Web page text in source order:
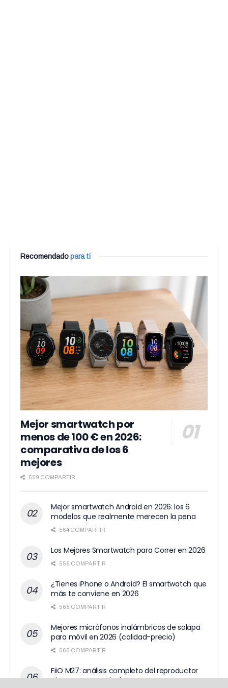
Recomendado para ti
Mejor smartwatch por
menos de 100 € en 2026:
comparativa de los 6
mejores
559 COMPARTIR
Mejor smartwatch Android en 2026: los 6
modelos que realmente merecen la pena
564 COMPARTIR
Los Mejores Smartwatch para Correr en 2026
559 COMPARTIR
¿Tienes iPhone o Android? El smartwatch que
más te conviene en 2026
568 COMPARTIR
Mejores micrófonos inalámbricos de solapa
para móvil en 2026 (calidad-precio)
568 COMPARTIR
FiiO M27: análisis completo del reproductor
Hi-Res con DAC dual